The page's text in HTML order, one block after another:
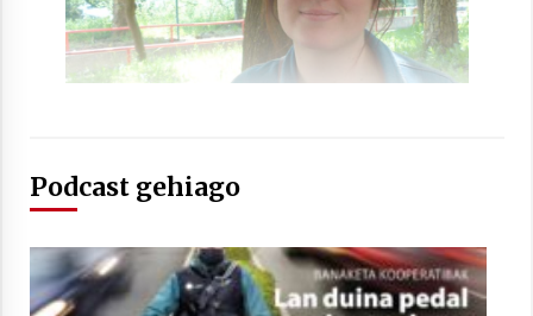
Arrosaren laburpen bideoa Hamaika
Telebistaren eskutik
Podcast gehiago